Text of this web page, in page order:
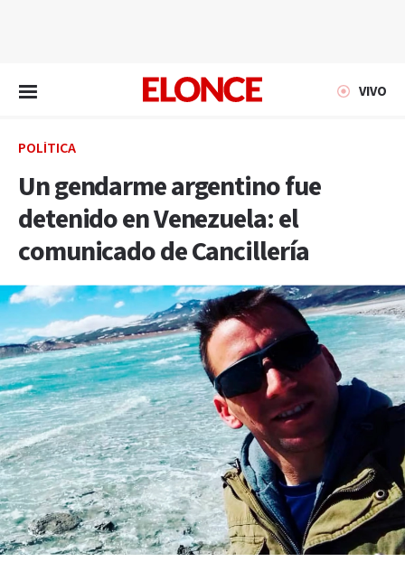
VIVO
POLÍTICA
Un gendarme argentino fue
detenido en Venezuela: el
comunicado de Cancillería